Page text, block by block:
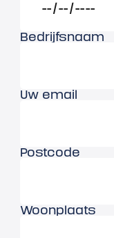
Bedrijfsnaam
Uw email
Postcode
Woonplaats